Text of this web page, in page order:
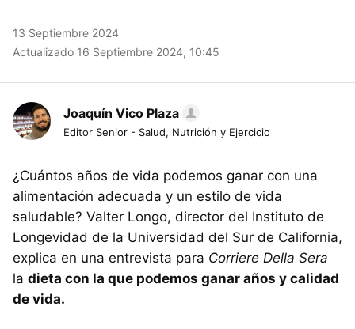
13 Septiembre 2024
Actualizado 16 Septiembre 2024, 10:45
Joaquín Vico Plaza
Editor Senior - Salud, Nutrición y Ejercicio
¿Cuántos años de vida podemos ganar con una
alimentación adecuada y un estilo de vida
saludable? Valter Longo, director del Instituto de
Longevidad de la Universidad del Sur de California,
explica en una entrevista para Corriere Della Sera
la dieta con la que podemos ganar años y calidad
de vida.